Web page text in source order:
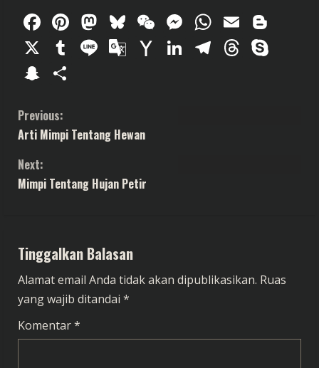
Facebook
Pinterest
Mastodon
Bluesky
WeChat
Messenger
Email
X
Tumblr
LineGoogle
YahooLinkedIn
Telegram
Snapchat
C
o
n
i
n
u
e
Previous:
Arti Mimpi Tentang Hewan
Next:
Mimpi Tentang Hujan Petir
Tinggalkan Balasan
Alamat email Anda tidak akan dipublikasikan. Ruas
yang wajib ditandai *
Komentar*